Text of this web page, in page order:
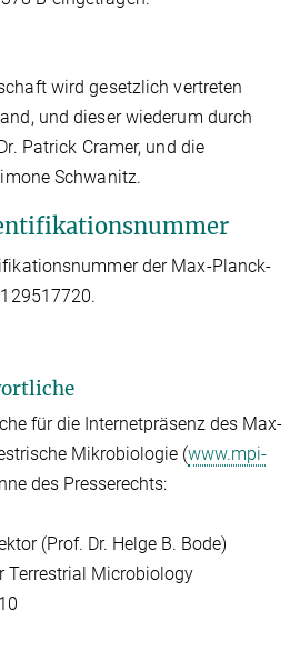
wird gesetzlich vertreten
und dieser wiederum durch
Patrick Cramer, und die
Schwanitz.
der Max-Planck-
für die Internetpräsenz des Max-
Mikrobiologie (www.mpi-
des Presserechts:
(Prof. Dr. Helge B. Bode)
Terrestrial Microbiology